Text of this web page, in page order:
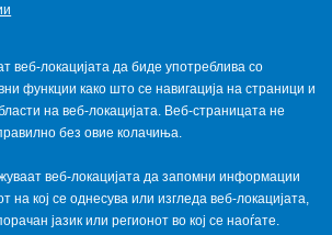
веб-локацијата да биде употреблива со
функции како што се навигација на страници и
на веб-локацијата. Веб-страницата не
без овие колачиња.
веб-локацијата да запомни информации
на кој се однесува или изгледа веб-локацијата,
јазик или регионот во кој се наоѓате.